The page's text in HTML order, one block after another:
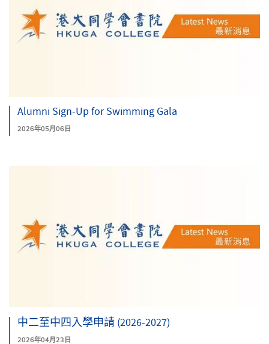
Alumni Sign-Up for Swimming Gala
2026年05月06日
中二至中四入學申請 (2026-2027)
2026年04月23日